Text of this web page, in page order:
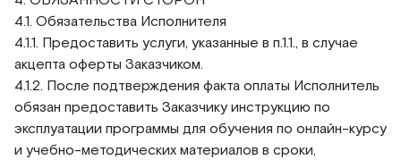
4.1. Обязательства Исполнителя
4.1.1. Предоставить услуги, указанные в п.1.1., в случае
акцепта оферты Заказчиком.
4.1.2. После подтверждения факта оплаты Исполнитель
обязан предоставить Заказчику инструкцию по
эксплуатации программы для обучения по онлайн-курсу
и учебно-методических материалов в сроки,